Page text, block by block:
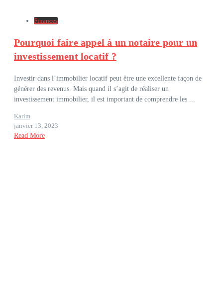
Finances
Pourquoi faire appel à un notaire pour un
investissement locatif ?
Investir dans l’immobilier locatif peut être une excellente façon de
générer des revenus. Mais quand il s’agit de réaliser un
investissement immobilier, il est important de comprendre les ...
Karim
janvier 13, 2023
Read More